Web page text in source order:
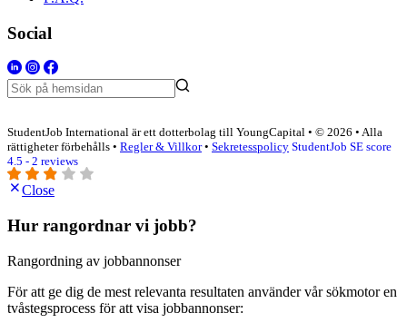
Social
StudentJob International är ett dotterbolag till YoungCapital • © 2026 • Alla
rättigheter förbehålls • Regler & Villkor• Sekretesspolicy StudentJob SE score
4.5 - 2 reviews
Close
Hur rangordnar vi jobb?
Rangordning av jobbannonser
För att ge dig de mest relevanta resultaten använder vår sökmotor en
tvåstegsprocess för att visa jobbannonser: